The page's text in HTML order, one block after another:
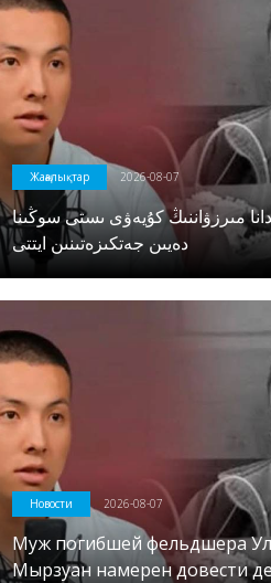
Жаңалықтар 2026-08-07
مىرزۋاننىڭ كۇيەۋى ىستى سوڭىنا
دەيىن جەتكىزەتىنىن ايتتى
Новости 2026-08-07
Муж погибшей фельдшера
Мырзуан намерен довести